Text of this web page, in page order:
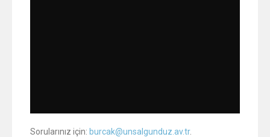
Sorularınız için: burcak@unsalgunduz.av.tr.